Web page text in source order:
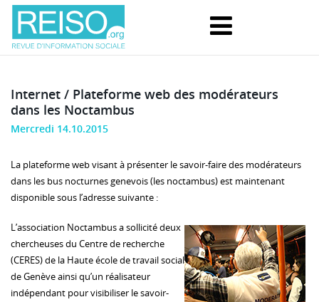
Internet / Plateforme web des modérateurs
dans les Noctambus
Mercredi 14.10.2015
La plateforme web visant à présenter le savoir-faire des modérateurs
dans les bus nocturnes genevois (les noctambus) est maintenant
disponible sous l’adresse suivante :
L’association Noctambus a sollicité deux
chercheuses du Centre de recherche
(CERES) de la Haute école de travail social
de Genève ainsi qu’un réalisateur
indépendant pour visibiliser le savoir-